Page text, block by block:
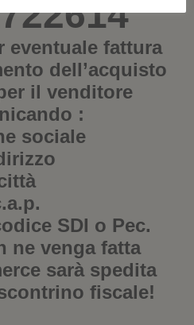
eventuale fattura
dell’acquisto
il venditore
:
sociale
SDI o Pec.
ne venga fatta
sarà spedita
fiscale!